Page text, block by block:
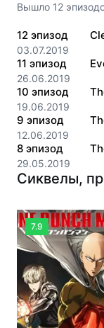
Вышло 12
12 эпизод
03.07.2019
11 эпизод
26.06.2019
10 эпизод
19.06.2019
9 эпизод
12.06.2019
8 эпизод
29.05.2019
Сиквелы,
7.9